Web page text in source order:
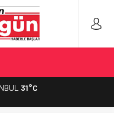
31°C